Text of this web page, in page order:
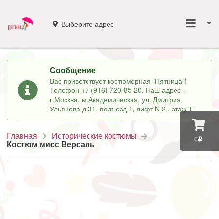
0
Выберите адрес
Сообщение
Вас приветствует костюмерная "Пятница"!
Телефон +7 (916) 720-85-20. Наш адрес -
г.Москва, м.Академическая, ул. Дмитрия
Ульянова д.31, подъезд 1, лифт N 2 , этаж Т
Главная Исторические костюмы
Костюм мисс Версаль